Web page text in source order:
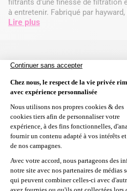
filtrants d'une finesse de filtration
à entretenir. Fabriqué par hayward, l
Lire plus